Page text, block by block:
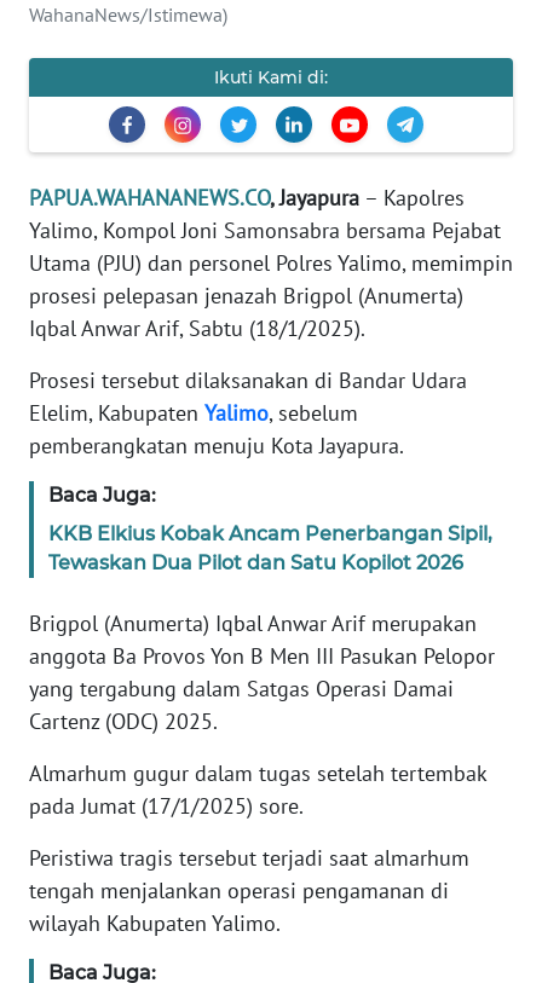
WahanaNews/Istimewa)
Ikuti Kami di:
PAPUA.WAHANANEWS.CO, Jayapura – Kapolres
Yalimo, Kompol Joni Samonsabra bersama Pejabat
Utama (PJU) dan personel Polres Yalimo, memimpin
prosesi pelepasan jenazah Brigpol (Anumerta)
Iqbal Anwar Arif, Sabtu (18/1/2025).
Prosesi tersebut dilaksanakan di Bandar Udara
Elelim, Kabupaten Yalimo, sebelum
pemberangkatan menuju Kota Jayapura.
Baca Juga:
KKB Elkius Kobak Ancam Penerbangan Sipil,
Tewaskan Dua Pilot dan Satu Kopilot 2026
Brigpol (Anumerta) Iqbal Anwar Arif merupakan
anggota Ba Provos Yon B Men III Pasukan Pelopor
yang tergabung dalam Satgas Operasi Damai
Cartenz (ODC) 2025.
Almarhum gugur dalam tugas setelah tertembak
pada Jumat (17/1/2025) sore.
Peristiwa tragis tersebut terjadi saat almarhum
tengah menjalankan operasi pengamanan di
wilayah Kabupaten Yalimo.
Baca Juga:
TENTANG
SIBER
REDAKSI
KARIR
Wahana
News
Regional
WN
SUMUT
JAKARTA
WN
JABAR
BANTEN
NTT
WN